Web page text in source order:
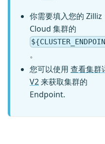
你需要填入您的 Zilliz
Cloud 集群的
。
您可以使用 查看集群
V2来获取集群的
Endpoint.